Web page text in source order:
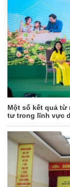
Một số kết quả
tư trong lĩnh vực